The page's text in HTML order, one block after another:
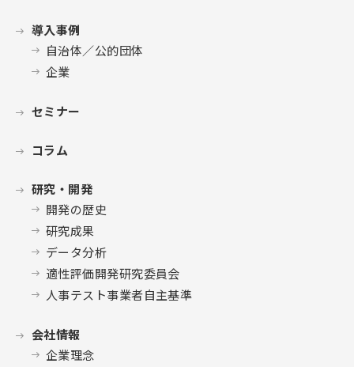
導入事例
自治体／公的団体
企業
セミナー
コラム
研究・開発
開発の歴史
研究成果
データ分析
適性評価開発研究委員会
人事テスト事業者自主基準
会社情報
企業理念